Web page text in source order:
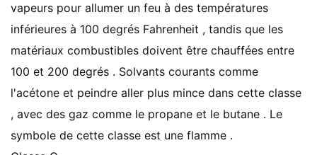
vapeurs pour allumer un feu à des températures
inférieures à 100 degrés Fahrenheit , tandis que les
matériaux combustibles doivent être chauffées entre
100 et 200 degrés . Solvants courants comme
l'acétone et peindre aller plus mince dans cette classe
, avec des gaz comme le propane et le butane . Le
symbole de cette classe est une flamme .